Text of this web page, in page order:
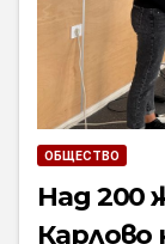
ОБЩЕСТВО
Над 200
Карлово